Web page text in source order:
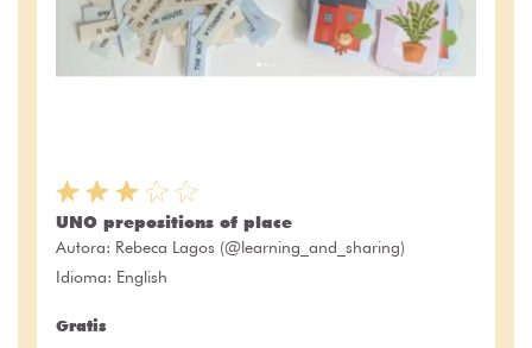
UNO prepositions of place
Autora: Rebeca Lagos (@learning_and_sharing)
Idioma: English
Gratis